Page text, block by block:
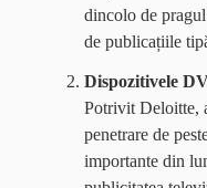
dincolo de
de publicațiile
Dispozitivele
Potrivit Deloitte,
penetrare de
importante din